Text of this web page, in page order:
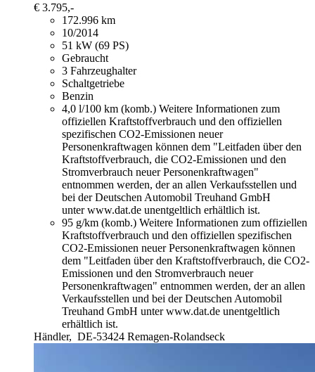
€ 3.795,-
172.996 km
10/2014
51 kW (69 PS)
Gebraucht
3 Fahrzeughalter
Schaltgetriebe
Benzin
4,0 l/100 km (komb.) Weitere Informationen zum
offiziellen Kraftstoffverbrauch und den offiziellen
spezifischen CO2-Emissionen neuer
Personenkraftwagen können dem "Leitfaden über den
Kraftstoffverbrauch, die CO2-Emissionen und den
Stromverbrauch neuer Personenkraftwagen"
entnommen werden, der an allen Verkaufsstellen und
bei der Deutschen Automobil Treuhand GmbH
unter www.dat.de unentgeltlich erhältlich ist.
95 g/km (komb.) Weitere Informationen zum offiziellen
Kraftstoffverbrauch und den offiziellen spezifischen
CO2-Emissionen neuer Personenkraftwagen können
dem "Leitfaden über den Kraftstoffverbrauch, die CO2-
Emissionen und den Stromverbrauch neuer
Personenkraftwagen" entnommen werden, der an allen
Verkaufsstellen und bei der Deutschen Automobil
Treuhand GmbH unter www.dat.de unentgeltlich
erhältlich ist.
Händler, DE-53424 Remagen-Rolandseck